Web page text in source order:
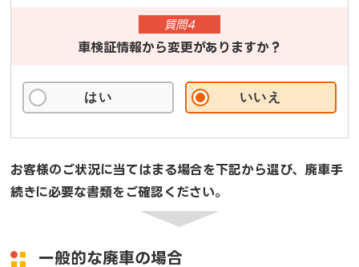
質問4
車検証情報から変更がありますか？
はい いいえ
お客様のご状況に当てはまる場合を下記から選び、廃車手
続きに必要な書類をご確認ください。
一般的な廃車の場合